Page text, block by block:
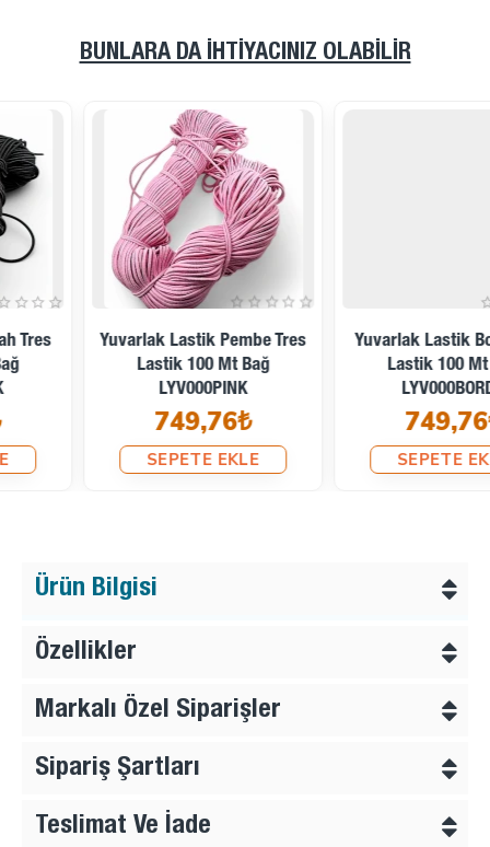
BUNLARA DA İHTIYACINIZ OLABILIR
Yuvarlak Lastik Pembe Tres
Lastik 100 Mt Bağ
LYV000PINK
749,76₺
SEPETE EKLE
Yuvarlak Lastik Bordo Tres
Lastik 100 Mt Bağ
LYV000BORDO
749,76₺
SEPETE EKLE
Ürün Bilgisi
Özellikler
Markalı Özel Siparişler
Sipariş Şartları
Teslimat Ve İade